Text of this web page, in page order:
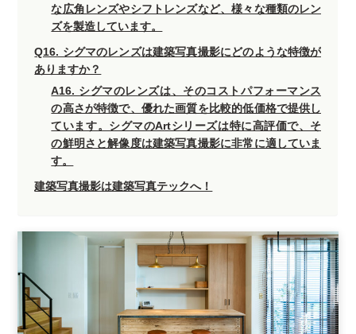
な広角レンズやシフトレンズなど、様々な種類のレン
ズを製造しています。
Q16. シグマのレンズは建築写真撮影にどのような特徴が
ありますか？
A16. シグマのレンズは、そのコストパフォーマンス
の高さが特徴で、優れた画質を比較的低価格で提供し
ています。シグマのArtシリーズは特に高評価で、そ
の鮮明さと解像度は建築写真撮影に非常に適していま
す。
建築写真撮影は建築写真テックへ！